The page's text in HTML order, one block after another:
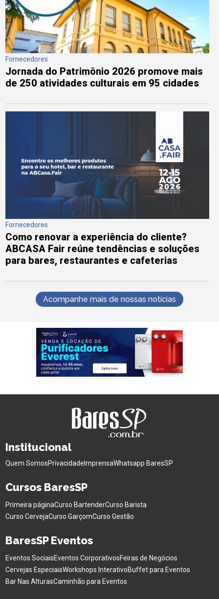
Fornecedores
Jornada do Patrimônio 2026 promove mais
de 250 atividades culturais em 95 cidades
Fornecedores
Como renovar a experiência do cliente?
ABCASA Fair reúne tendências e soluções
para bares, restaurantes e cafeterias
Acompanhe mais de nossas notícias
Institucional
Quem SomosPrivacidade ImprensaWhatsapp BaresSP
Cursos BaresSP
Primeira páginaCurso BartenderCurso Barista
Curso CervejaCurso GarçomCurso Gestão
BaresSP Eventos
Eventos SociaisEventos CorporativosFeiras de Negócios
Cervejas EspeciaisWorkshops InterativoBuffet para Eventos
Bar Nas AlturasCaminhão para Eventos